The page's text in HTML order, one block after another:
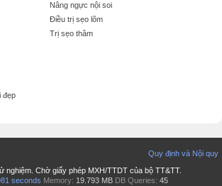
Nâng ngực nội soi
Điều trị sẹo lõm
Trị sẹo thâm
đẹp
Quy định và Nội quy
nghiệm. Chờ giấy phép MXH/TTDT của bộ TT&TT.
seconds Memory: 19.793 MB DB Queries: 45